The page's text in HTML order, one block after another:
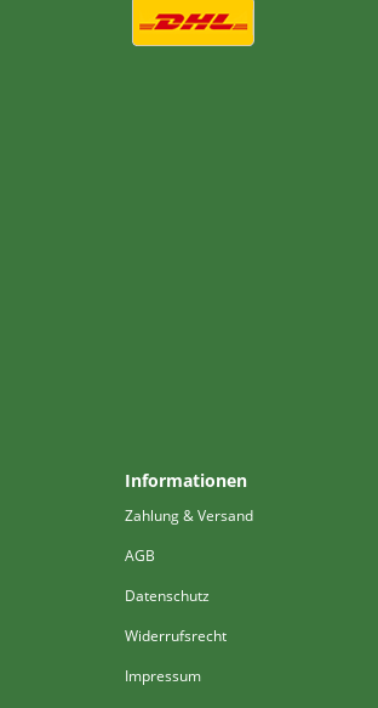
Informationen
Zahlung & Versand
AGB
Datenschutz
Widerrufsrecht
Impressum